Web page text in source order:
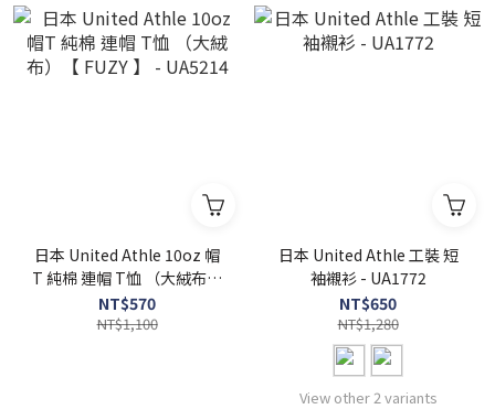
日本 United Athle 10oz 帽
T 純棉 連帽 T恤 （大絨布）
【 FUZY 】 - UA5214
NT$570
NT$1,100
日本 United Athle 工裝 短
袖襯衫 - UA1772
NT$650
NT$1,280
View other 2 variants